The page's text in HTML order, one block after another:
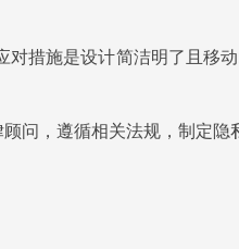
措施是设计简洁明了且移
问，遵循相关法规，制定隐